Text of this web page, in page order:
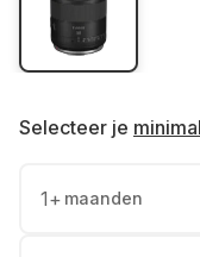
Selecteer je
1+ maanden